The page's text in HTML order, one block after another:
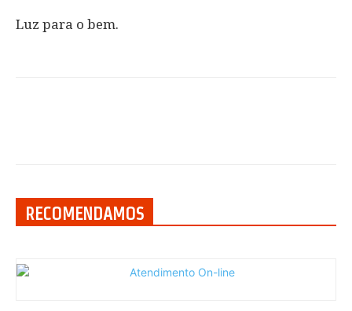
Luz para o bem.
RECOMENDAMOS